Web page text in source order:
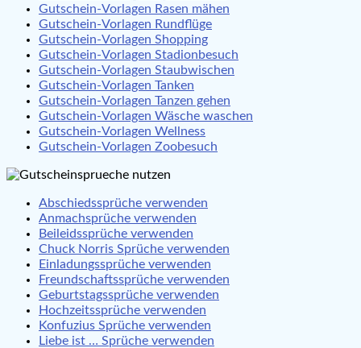
Gutschein-Vorlagen Rasen mähen
Gutschein-Vorlagen Rundflüge
Gutschein-Vorlagen Shopping
Gutschein-Vorlagen Stadionbesuch
Gutschein-Vorlagen Staubwischen
Gutschein-Vorlagen Tanken
Gutschein-Vorlagen Tanzen gehen
Gutschein-Vorlagen Wäsche waschen
Gutschein-Vorlagen Wellness
Gutschein-Vorlagen Zoobesuch
Abschiedssprüche verwenden
Anmachsprüche verwenden
Beileidssprüche verwenden
Chuck Norris Sprüche verwenden
Einladungssprüche verwenden
Freundschaftssprüche verwenden
Geburtstagssprüche verwenden
Hochzeitssprüche verwenden
Konfuzius Sprüche verwenden
Liebe ist … Sprüche verwenden